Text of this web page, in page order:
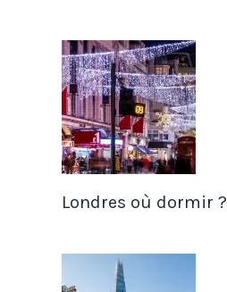
Londres où dormir ?